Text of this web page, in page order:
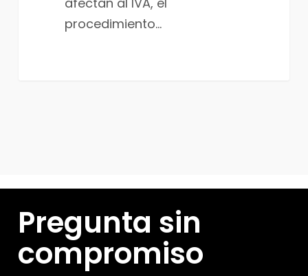
procedimiento…
Pregunta sin
compromiso